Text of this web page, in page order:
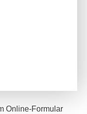
Online-Formular